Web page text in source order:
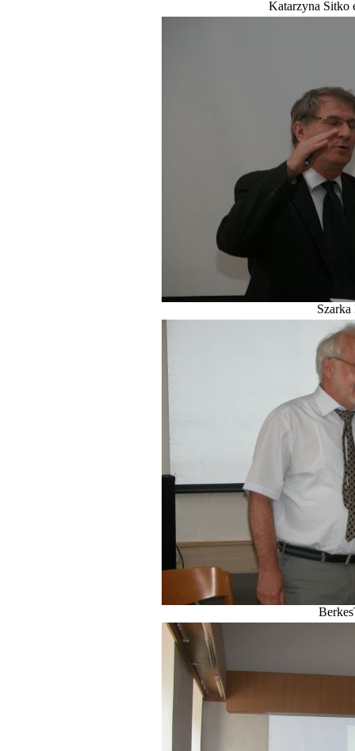
Katarzyna Sitko
Szarka